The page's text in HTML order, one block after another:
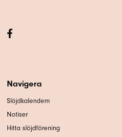
Navigera
Slöjdkalendern
Notiser
Hitta slöjdförening